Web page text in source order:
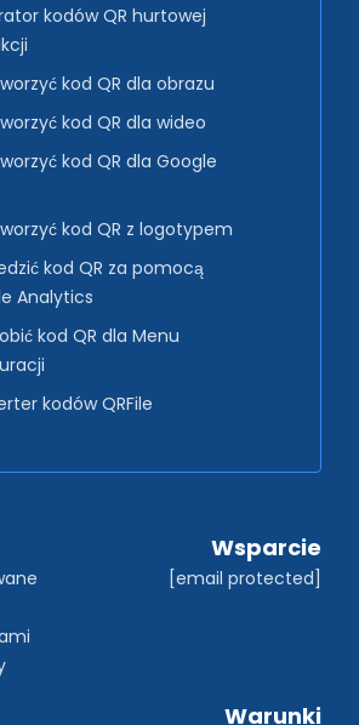
kodów QR hurtowej
kod QR dla obrazu
kod QR dla wideo
kod QR dla Google
kod QR z logotypem
kod QR za pomocą
Analytics
kod QR dla Menu
kodów QRFile
Wsparcie
[email protected]
Warunki